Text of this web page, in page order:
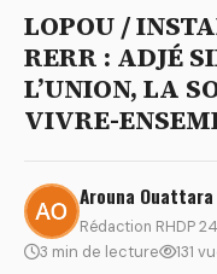
LOPOU /
RERR : ADJÉ
L’UNION, LA
VIVRE-
Arouna Ouattara
Rédaction RHDP 24
3 min de lecture 131